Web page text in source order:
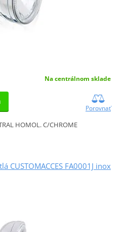
Na centrálnom sklade
Porovnať
HOMOL. C/CHROME
CUSTOMACCES FA0001J inox